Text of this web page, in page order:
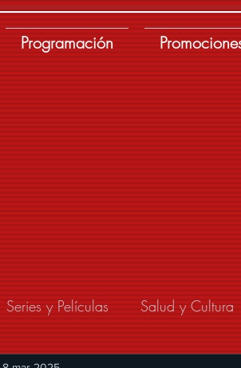
Programación
Series y Películas Salud y Cultura